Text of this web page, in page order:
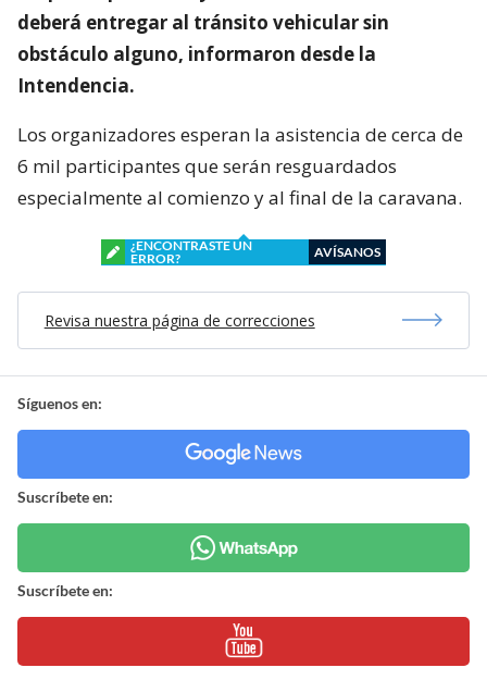
deberá entregar al tránsito vehicular sin
obstáculo alguno, informaron desde la
Intendencia.
Los organizadores esperan la asistencia de cerca de
6 mil participantes que serán resguardados
especialmente al comienzo y al final de la caravana.
¿ENCONTRASTE UN
ERROR?
AVÍSANOS
Revisa nuestra página de correcciones
Síguenos en:
Suscríbete en:
Suscríbete en: